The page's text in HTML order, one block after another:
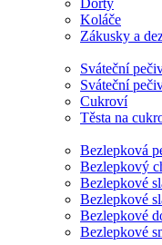
Dorty
Koláče
Zákusky a
Sváteční
Sváteční
Cukroví
Těsta na
Bezlepková
Bezlepkový
Bezlepkové
Bezlepkové
Bezlepkové
Bezlepkové